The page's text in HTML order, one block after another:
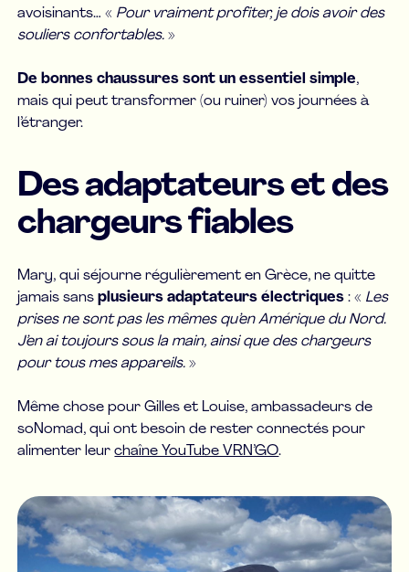
avoisinants… « Pour vraiment profiter, je dois avoir des
souliers confortables. »
De bonnes chaussures sont un essentiel simple,
mais qui peut transformer (ou ruiner) vos journées à
l’étranger.
Des adaptateurs et des
chargeurs fiables
Mary, qui séjourne régulièrement en Grèce, ne quitte
jamais sansplusieurs adaptateurs électriques : « Les
prises ne sont pas les mêmes qu’en Amérique du Nord.
J’en ai toujours sous la main, ainsi que des chargeurs
pour tous mes appareils.»
Même chose pour Gilles et Louise, ambassadeurs de
soNomad, qui ont besoin de rester connectés pour
alimenter leurchaîne YouTube VRN’GO.